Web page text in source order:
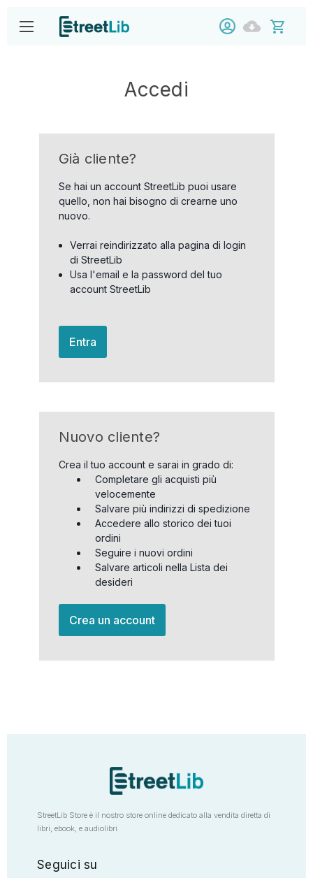
Accedi
Già cliente?
Se hai un account StreetLib puoi usare
quello, non hai bisogno di crearne uno
nuovo.
Verrai reindirizzato alla pagina di login
di StreetLib
Usa l'email e la password del tuo
account StreetLib
Entra
Nuovo cliente?
Crea il tuo account e sarai in grado di:
Completare gli acquisti più
velocemente
Salvare più indirizzi di spedizione
Accedere allo storico dei tuoi
ordini
Seguire i nuovi ordini
Salvare articoli nella Lista dei
desideri
Crea un account
StreetLib Store è il nostro store online dedicato alla vendita diretta di
libri, ebook, e audiolibri
Seguici su